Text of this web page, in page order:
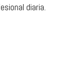
diaria.